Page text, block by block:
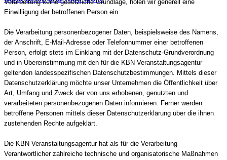
Verarbeitung keine gesetzliche Grundlage, holen wir generell eine
Einwilligung der betroffenen Person ein.
Die Verarbeitung personenbezogener Daten, beispielsweise des Namens,
der Anschrift, E-Mail-Adresse oder Telefonnummer einer betroffenen
Person, erfolgt stets im Einklang mit der Datenschutz-Grundverordnung
und in Übereinstimmung mit den für die KBN Veranstaltungsagentur
geltenden landesspezifischen Datenschutzbestimmungen. Mittels dieser
Datenschutzerklärung möchte unser Unternehmen die Öffentlichkeit über
Art, Umfang und Zweck der von uns erhobenen, genutzten und
verarbeiteten personenbezogenen Daten informieren. Ferner werden
betroffene Personen mittels dieser Datenschutzerklärung über die ihnen
zustehenden Rechte aufgeklärt.
Die KBN Veranstaltungsagentur hat als für die Verarbeitung
Verantwortlicher zahlreiche technische und organisatorische Maßnahmen